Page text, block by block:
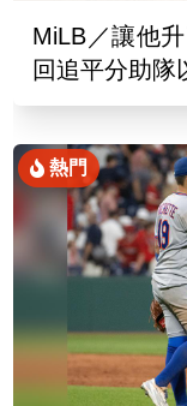
MiLB／讓他
回追平分助隊
熱門